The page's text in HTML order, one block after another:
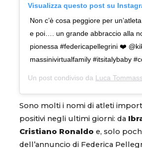
Visualizza questo post su
Non c’è cosa peggiore per
e poi…. un grande abbraccio alla
pionessa #federicapellegrini ❤️
massinivirtualfamily #itsitalybaby
Un post condiviso da Luca
Sono molti i nomi di atleti
positivi negli ultimi giorni: da
Cristiano Ronaldo e, solo
dell’annuncio di Federica